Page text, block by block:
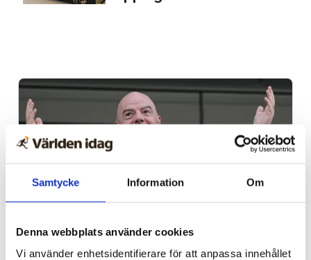
Samtycke Information Om
Denna webbplats använder cookies
Vi använder enhetsidentifierare för att anpassa innehållet